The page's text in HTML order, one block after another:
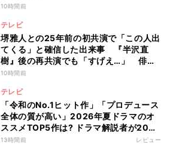
10時間前
テレビ
堺雅人との25年前の初共演で「この人出
てくる」と確信した出来事 『半沢直
樹』後の再共演でも「すげえ…」 俳優
としての“初体験”を阿部寛が告白
10時間前
テレビ
「令和のNo.1ヒット作」「プロデュース
全体の質が高い」2026年夏ドラマのオ
ススメTOP5作は? ドラマ解説者が20作
の傾向を“視聴率無視”で徹底分析
13時間前 レビュー